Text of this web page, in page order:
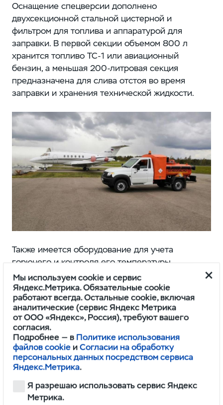
Оснащение спецверсии дополнено
двухсекционной стальной цистерной и
фильтром для топлива и аппаратурой для
заправки. В первой секции объемом 800 л
хранится топливо ТС-1 или авиационный
бензин, а меньшая 200-литровая секция
предназначена для слива отстоя во время
заправки и хранения технической жидкости.
Также имеется оборудование для учета
горючего и контроля его температуры
и плотности во время хранения, ящики для
запчастей и пеналы для хранения рукавов.
Одобрение типа транспортного средства
(ОТТС), которое позволит продавать такой
"Профи" на российском рынке, будет получено
осенью.
В начале июня Ульяновский автозавод
представил версию грузовичка "Профи"
с оснащением для пожарной службы МЧС
Мы используем cookie и сервис
Яндекс.Метрика. Обязательные cookie
работают всегда. Остальные cookie, включая
аналитические (сервис Яндекс Метрика
от ООО «Яндекс», Россия), требуют вашего
согласия.
Подробнее — в Политике использования
файлов cookie иСогласии на обработку
персональных данных посредством сервиса
Яндекс.Метрика.
Я разрешаю использовать сервис Яндекс
Метрика.